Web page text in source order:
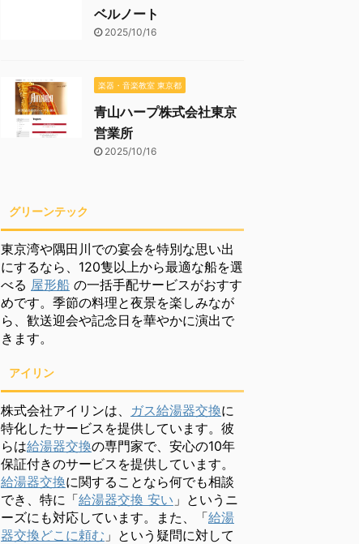
ベルノート
2025/10/16
楽器・音楽教室 東京都
青山ハープ株式会社東京
営業所
2025/10/16
グリーンテック
東京湾や隅田川での宴会を特別な思い出
にするなら、120隻以上から最適な船を選
べる 屋形船 の一括手配サービスがおすす
めです。季節の料理と夜景を楽しみなが
ら、歓送迎会や記念日を華やかに演出で
きます。
アイリン
株式会社アイリンは、 ガス給湯器交換に
特化したサービスを提供しています。彼
らは給湯器交換の専門家で、安心の10年
保証付きのサービスを提供しています。
給湯器交換に関することなら何でも相談
でき、特に「給湯器交換 安い 」というニ
ーズにも対応しています。また、「給湯
器交換どこに頼む 」という疑問に対して